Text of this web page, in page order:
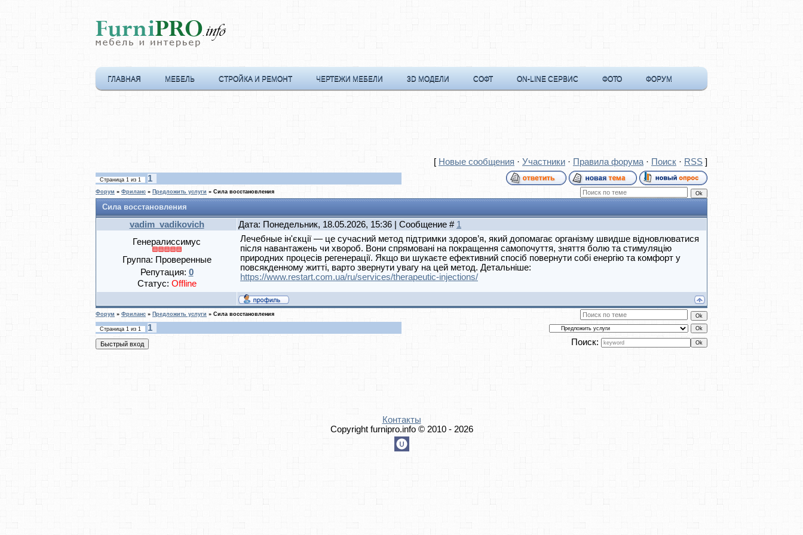
ГЛАВНАЯ МЕБЕЛЬ СТРОЙКА И РЕМОНТ ЧЕРТЕЖИ МЕБЕЛИ 3D МОДЕЛИ СОФТ ON-LINE СЕРВИС ФОТО ФОРУМ
[ Новые сообщения · Участники · Правила форума · Поиск · RSS]
Страница 1 из 1 1
Форум » Фриланс » Предложить услуги » Сила восстановления
Сила восстановления
vadim_vadikovich Дата: Понедельник, 18.05.2026, 15:36 | Сообщение # 1
Генералиссимус
Группа: Проверенные
Репутация: 0
Статус: Offline
Лечебные ін'єкції — це сучасний метод підтримки здоров’я, який допомагає організму швидше відновлюватися
після навантажень чи хвороб. Вони спрямовані на покращення самопочуття, зняття болю та стимуляцію
природних процесів регенерації. Якщо ви шукаєте ефективний спосіб повернути собі енергію та комфорт у
повсякденному житті, варто звернути увагу на цей метод. Детальніше:
https://www.restart.com.ua/ru/services/therapeutic-injections/
Форум » Фриланс » Предложить услуги » Сила восстановления
Страница 1 из 1
1
Поиск:
Контакты
Copyright furnipro.info © 2010 - 2026